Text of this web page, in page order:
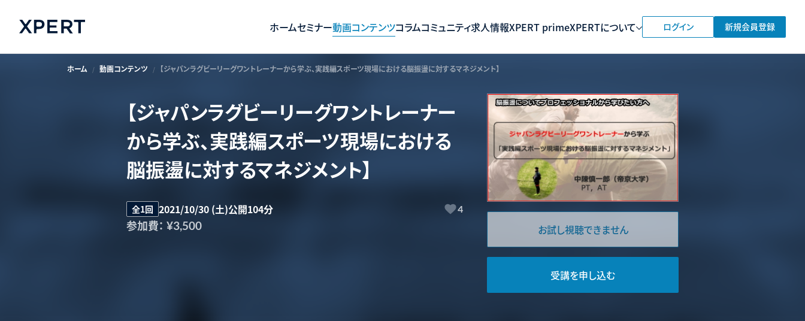
ホームセミナー動画コンテンツコラムコミュニティ求人情報XPERT primeXPERTについて ログイン 新規会員登録
ホーム 動画コンテンツ 【ジャパンラグビーリーグワントレーナーから学ぶ、実践編スポーツ現場における脳振盪に対するマネジメント】
【ジャパンラグビーリーグワントレーナー
から学ぶ、実践編スポーツ現場における
脳振盪に対するマネジメント】
全1回 2021/10/30 (土)公開104分 4
参加費： ¥3,500 お試し視聴できません
受講を申し込む